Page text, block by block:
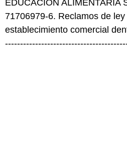
EDUCACIÓN ALIMENTARIA
71706979-6. Reclamos de
establecimiento comercial